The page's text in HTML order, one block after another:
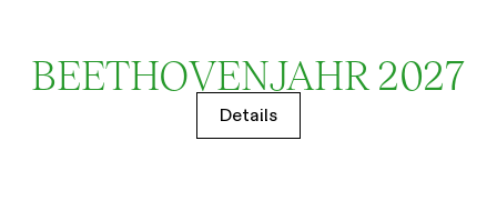
BEETHOVENJAHR 2027
Details